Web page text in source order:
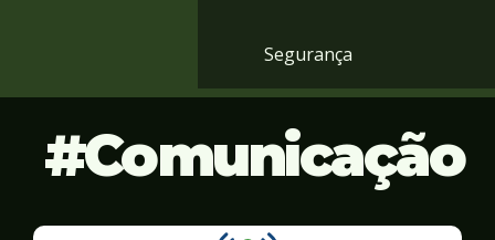
Segurança
Comunicação